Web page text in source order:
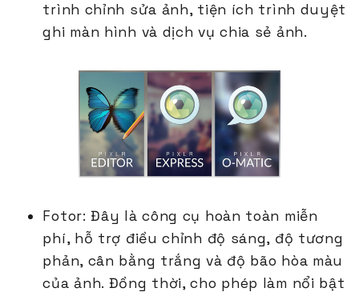
trình chỉnh sửa ảnh, tiện ích trình duyệt
ghi màn hình và dịch vụ chia sẻ ảnh.
Fotor: Đây là công cụ hoàn toàn miễn
phí, hỗ trợ điều chỉnh độ sáng, độ tương
phản, cân bằng trắng và độ bão hòa màu
của ảnh. Đồng thời, cho phép làm nổi bật